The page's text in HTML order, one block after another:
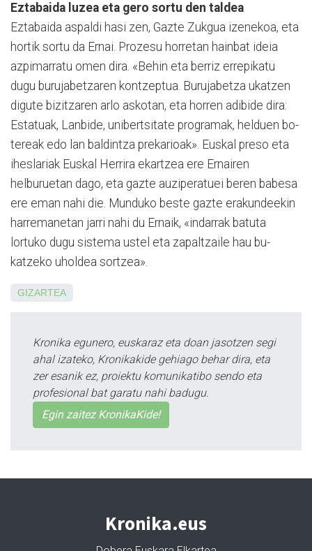
Eztabaida luzea eta gero sortu den taldea
Eztabaida aspaldi hasi zen, Gazte Zukgua izenekoa, eta
hortik sortu da Ernai. Prozesu horretan hainbat ideia
azpimarratu omen dira. «Behin eta berriz errepikatu
dugu burujabetzaren kontzeptua. Burujabetza ukatzen
digute bizitzaren arlo askotan, eta horren adibide dira:
Estatuak, Lanbide, unibertsitate programak, helduen bo­
tereak edo lan baldintza prekarioak». Euskal preso eta
iheslariak Euskal Herrira ekartzea ere Ernairen
helburuetan dago, eta gazte auziperatuei beren babesa
ere eman nahi die. Munduko beste gazte erakundeekin
harremanetan ja­rri nahi du Ernaik, «indarrak batuta
lortuko dugu sistema ustel eta zapaltzaile hau bu­
katzeko uholdea sortzea».
GIZARTEA
Kronika egunero, euskaraz eta doan jasotzen segi
ahal izateko, Kronikakide gehiago behar dira, eta
zer esanik ez, proiektu komunikatibo sendo eta
profesional bat garatu nahi badugu.
Egin zaitez KronikaKide!
Kronika.eus